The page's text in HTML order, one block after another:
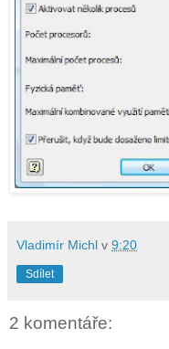
Vladimír Michl v 9:20
Sdílet
2 komentáře: